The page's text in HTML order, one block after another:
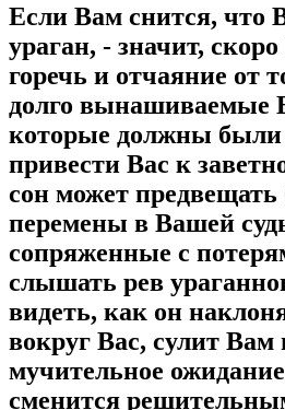
Если Вам снится, что
ураган, - значит,
горечь и отчаяние от
долго вынашиваемые
которые должны были
привести Вас к
сон может
перемены в Вашей
сопряженные с
слышать рев
видеть, как он
вокруг Вас, сулит Вам
мучительное
сменится